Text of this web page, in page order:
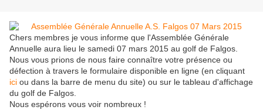
Chers membres je vous informe que l'Assemblée Générale
Annuelle aura lieu le samedi 07 mars 2015 au golf de Falgos.
Nous vous prions de nous faire connaître votre présence ou
défection à travers le formulaire disponible en ligne (en cliquant
ici ou dans la barre de menu du site) ou sur le tableau d'affichage
du golf de Falgos.
Nous espérons vous voir nombreux !